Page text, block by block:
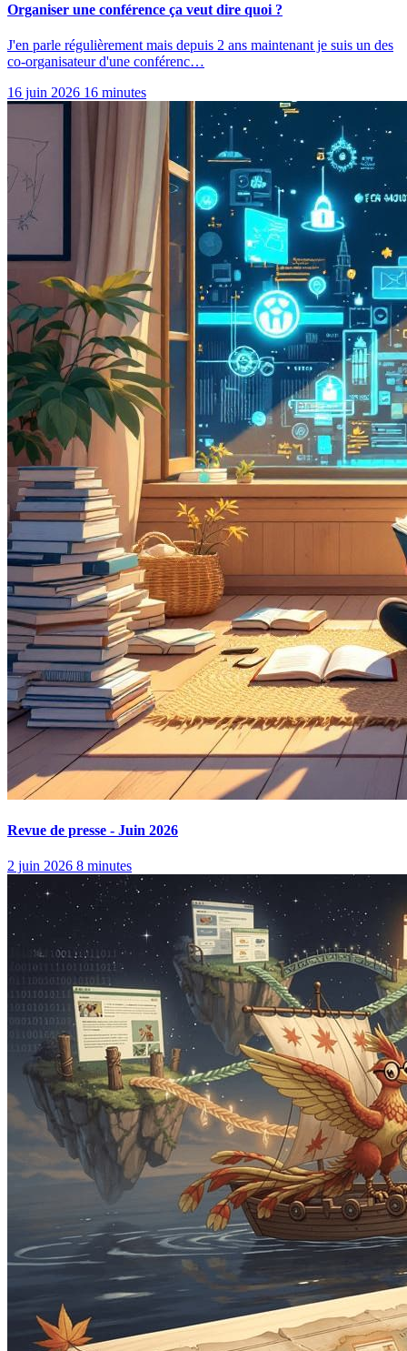
Organiser une conférence ça veut dire quoi ?
J'en parle régulièrement mais depuis 2 ans maintenant je suis un des
co-organisateur d'une conférenc…
16 juin 2026 16 minutes
Revue de presse - Juin 2026
2 juin 2026 8 minutes